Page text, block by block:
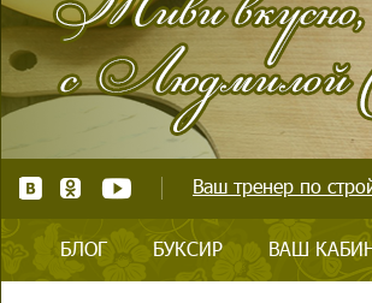
Ваш тренер по
БЛОГ БУКСИР ВАШ